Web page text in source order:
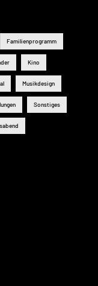
Familienprogramm
Kino
Musikdesign
Sonstiges